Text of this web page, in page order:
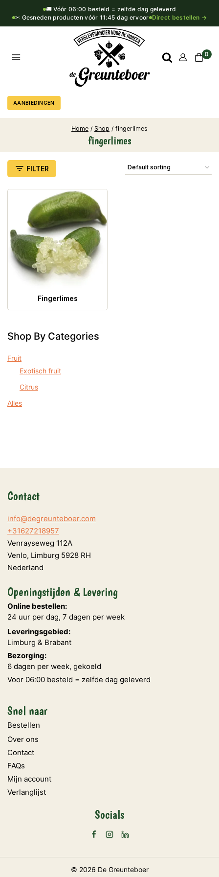
🚚 Vóór 06:00 besteld = zelfde dag geleverd
✂ Gesneden producten vóór 11:45 dag ervoor Direct bestellen →
0
AANBIEDINGEN
Home / Shop / fingerlimes
fingerlimes
FILTER
Fingerlimes
Shop By Categories
Fruit
Exotisch fruit
Citrus
Alles
Contact
info@degreunteboer.com
+31627218957
Venrayseweg 112A
Venlo, Limburg 5928 RH
Nederland
Openingstijden & Levering
Online bestellen:
24 uur per dag, 7 dagen per week
Leveringsgebied:
Limburg & Brabant
Bezorging:
6 dagen per week, gekoeld
Voor 06:00 besteld = zelfde dag geleverd
Snel naar
Bestellen
Over ons
Contact
FAQs
Mijn account
Verlanglijst
Socials
© 2026 De Greunteboer